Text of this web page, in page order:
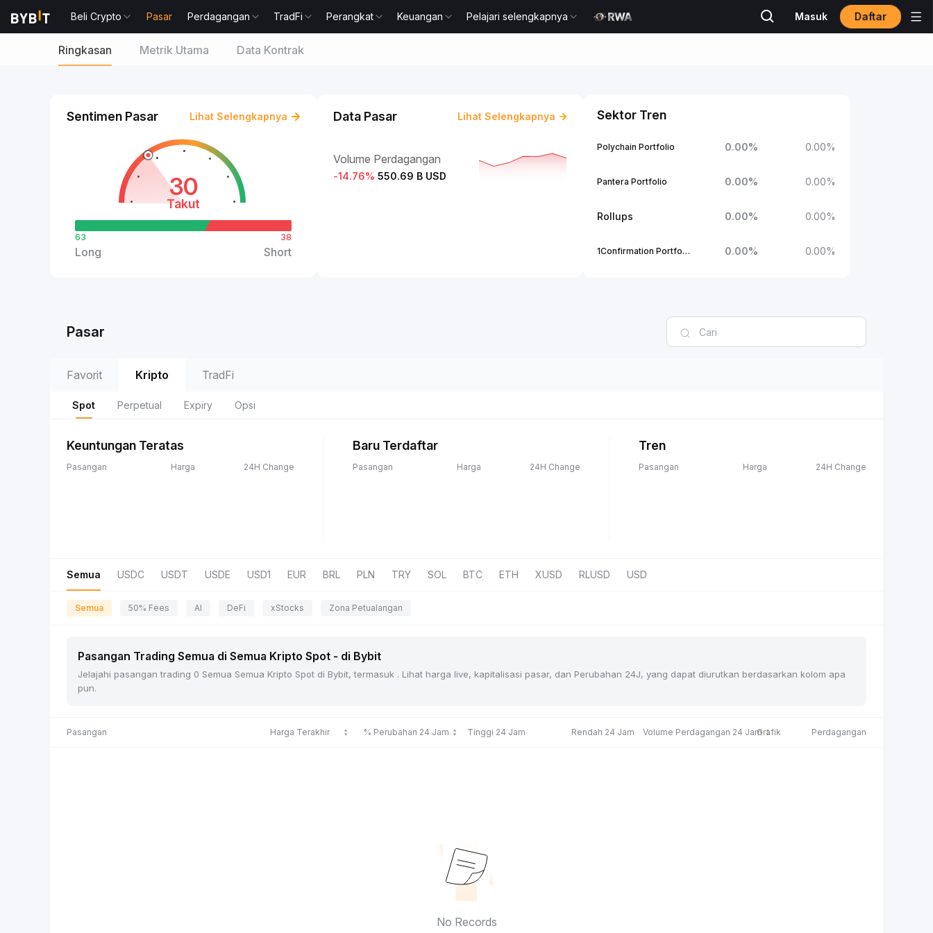
Beli Crypto Pasar Perdagangan TradFi Perangkat Keuangan Pelajari selengkapnya Masuk Daftar
Ringkasan Metrik Utama Data Kontrak
Sentimen Pasar Lihat Selengkapnya
30
Takut
63
Long
38
Short
Data Pasar Lihat Selengkapnya
Volume Perdagangan
-14.76% 550.69 B USD
Sektor Tren
Polychain Portfolio 0.00% 0.00%
Pantera Portfolio 0.00% 0.00%
Rollups 0.00% 0.00%
1Confirmation Portfolio 0.00% 0.00%
Pasar
Favorit Kripto TradFi
Spot Perpetual Expiry Opsi
Keuntungan Teratas
Pasangan Harga 24H Change
Baru Terdaftar
Pasangan Harga 24H Change
Tren
Pasangan Harga 24H Change
Semua USDC USDT USDE USD1 EUR BRL PLN TRY SOL BTC ETH XUSD RLUSD USD
Semua 50% Fees AI DeFi xStocks Zona Petualangan
Pasangan Trading Semua di Semua Kripto Spot - di Bybit
Jelajahi pasangan trading 0 Semua Semua Kripto Spot di Bybit, termasuk . Lihat harga live, kapitalisasi pasar, dan Perubahan 24J, yang dapat diurutkan berdasarkan kolom apa
pun.
Pasangan Harga Terakhir % Perubahan 24 Jam Tinggi 24 Jam Rendah 24 Jam Volume Perdagangan 24 JamGrafik Perdagangan
No Records